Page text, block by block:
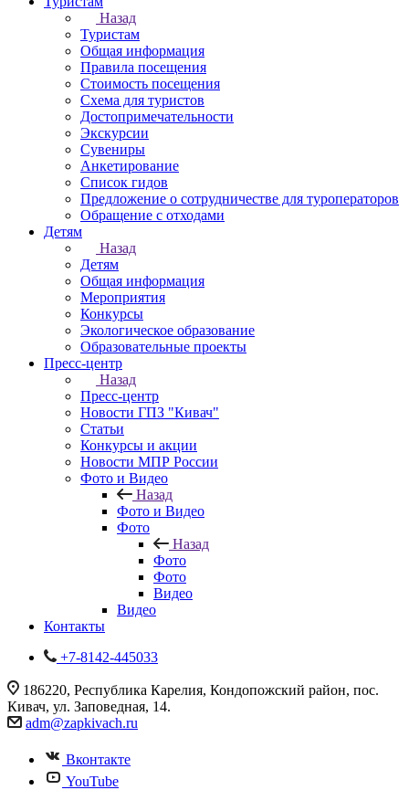
Назад
Туристам
Общая информация
Правила посещения
Стоимость посещения
Схема для туристов
Достопримечательности
Экскурсии
Сувениры
Анкетирование
Список гидов
Предложение о сотрудничестве для туроператоров
Обращение с отходами
Детям
Назад
Детям
Общая информация
Мероприятия
Конкурсы
Экологическое образование
Образовательные проекты
Пресс-центр
Назад
Пресс-центр
Новости ГПЗ "Кивач"
Статьи
Конкурсы и акции
Новости МПР России
Фото и Видео
Назад
Фото и Видео
Фото
Назад
Фото
Фото
Видео
Видео
Контакты
+7-8142-445033
186220, Республика Карелия, Кондопожский район, пос.
Кивач, ул. Заповедная, 14.
adm@zapkivach.ru
Вконтакте
YouTube